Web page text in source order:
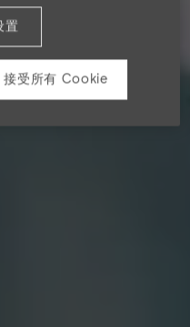
置
接受所有 Cookie